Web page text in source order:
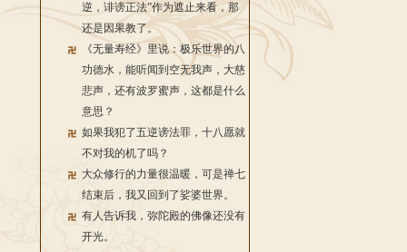
逆，诽谤正法”作为遮止来看，那
还是因果教了。
《无量寿经》里说：极乐世界的八
功德水，能听闻到空无我声，大慈
悲声，还有波罗蜜声，这都是什么
意思？
如果我犯了五逆谤法罪，十八愿就
不对我的机了吗？
大众修行的力量很温暖，可是禅七
结束后，我又回到了娑婆世界。
有人告诉我，弥陀殿的佛像还没有
开光。